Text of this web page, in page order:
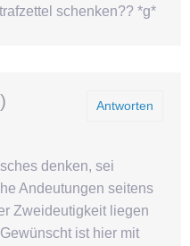
schenken?? *g*
Antworten
denken, sei
Andeutungen seitens
Zweideutigkeit liegen
ist hier mit